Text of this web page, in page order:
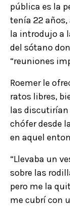
pública es la
tenía 22
la introdujo a
del sótano
“reuniones
Roemer le
ratos libres,
las discutirían
chófer desde
en aquel
“Llevaba un
sobre las
pero me la
me cubrí con